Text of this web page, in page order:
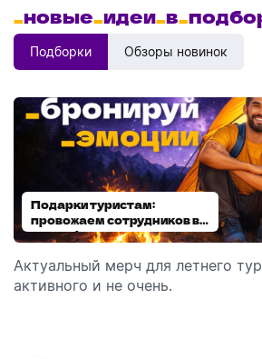
_новые_идеи_в_
Подборки Обзоры новинок
Подарки туристам:
провожаем сотрудников в
отпуск!
Актуальный мерч для летнего
активного и не очень.
Диспенсеры для мыла:
выбираем модель
Обзор автоматических
которые идеально подходят для